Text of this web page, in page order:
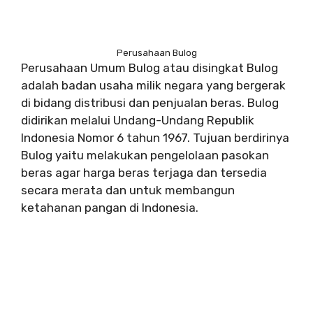
Perusahaan Bulog
Perusahaan Umum Bulog atau disingkat Bulog
adalah badan usaha milik negara yang bergerak
di bidang distribusi dan penjualan beras. Bulog
didirikan melalui Undang-Undang Republik
Indonesia Nomor 6 tahun 1967. Tujuan berdirinya
Bulog yaitu melakukan pengelolaan pasokan
beras agar harga beras terjaga dan tersedia
secara merata dan untuk membangun
ketahanan pangan di Indonesia.